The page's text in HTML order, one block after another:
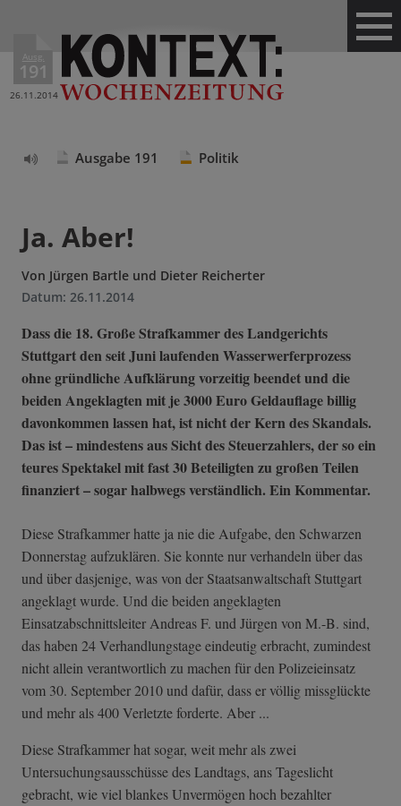
Ausg.
191
26.11.2014
Ausgabe 191 Politik
Ja. Aber!
Von Jürgen Bartle und Dieter Reicherter
Datum: 26.11.2014
Dass die 18. Große Strafkammer des Landgerichts
Stuttgart den seit Juni laufenden Wasserwerferprozess
ohne gründliche Aufklärung vorzeitig beendet und die
beiden Angeklagten mit je 3000 Euro Geldauflage billig
davonkommen lassen hat, ist nicht der Kern des Skandals.
Das ist – mindestens aus Sicht des Steuerzahlers, der so ein
teures Spektakel mit fast 30 Beteiligten zu großen Teilen
finanziert – sogar halbwegs verständlich. Ein Kommentar.
Diese Strafkammer hatte ja nie die Aufgabe, den Schwarzen
Donnerstag aufzuklären. Sie konnte nur verhandeln über das
und über dasjenige, was von der Staatsanwaltschaft Stuttgart
angeklagt wurde. Und die beiden angeklagten
Einsatzabschnittsleiter Andreas F. und Jürgen von M.-B. sind,
das haben 24 Verhandlungstage eindeutig erbracht, zumindest
nicht allein verantwortlich zu machen für den Polizeieinsatz
vom 30. September 2010 und dafür, dass er völlig missglückte
und mehr als 400 Verletzte forderte. Aber ...
Diese Strafkammer hat sogar, weit mehr als zwei
Untersuchungsausschüsse des Landtags, ans Tageslicht
gebracht, wie viel blankes Unvermögen hoch bezahlter